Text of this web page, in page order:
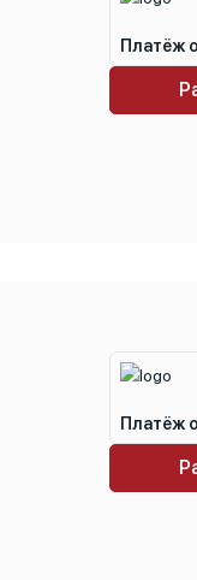
Платёж
Платёж